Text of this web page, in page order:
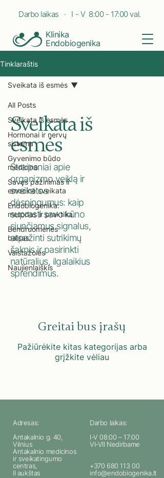
Darbo laikas · I - V 8:00 - 17:00 val.
Klinika
Endobiogenika
Tinklaraštis
All Posts
Sveikata iš esmės
Hormonai ir nervų
sistema
Gyvenimo būdo
medicina
Savęs pažinimas ir
emocinė sveikata
Endobiogenika:
metodas ir praktika
Bendruomenės
balsas
Vaistažolės
Naujienlaiškis
Sveikata iš esmės
Sveikata iš
esmės
Straipsniai apie
organizmo veiklą ir
sveikatos
dėsningumus: kaip
suprasti savo kūno
siunčiamus signalus,
atpažinti sutrikimų
šaknis ir pasirinkti
natūralius, ilgalaikius
sprendimus.
Greitai bus įrašų
Pažiūrėkite kitas kategorijas arba
grįžkite vėliau
Adresas:
Antakalnio g. 40,
Vilnius
Antakalnio medicinos
ir sveikatingumo
centras,
II aukštas
Darbo laikas:
I-V 08:00 – 17:00
VI-VII Nedirbame
+370 680 113 00
info@endobiogenika.lt